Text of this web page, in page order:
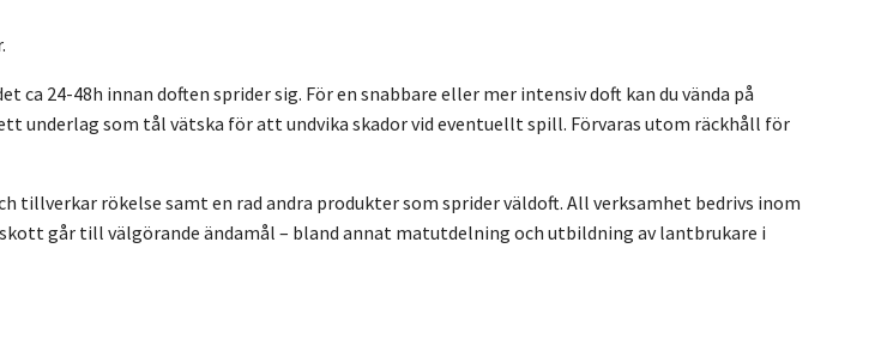
ca 24-48h innan doften sprider sig. För en snabbare eller mer intensiv doft kan du vända på
underlag som tål vätska för att undvika skador vid eventuellt spill. Förvaras utom räckhåll för
tillverkar rökelse samt en rad andra produkter som sprider väldoft. All verksamhet bedrivs inom
går till välgörande ändamål – bland annat matutdelning och utbildning av lantbrukare i